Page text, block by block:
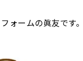
ォームの眞友です。